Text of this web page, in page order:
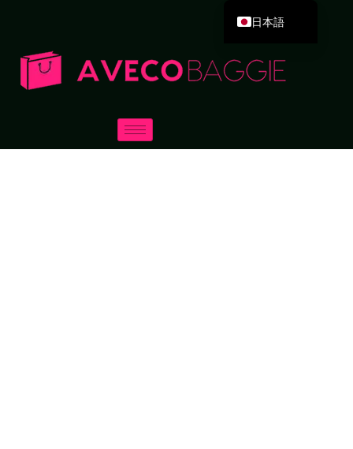
日本語
Deutsch
Русский